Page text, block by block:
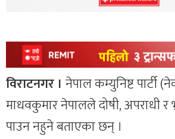
विराटनगर । नेपाल कम्युनिष्ट पार्टी
माधवकुमार नेपालले दोषी, अपराधी र
पाउन नहुने बताएका छन् ।